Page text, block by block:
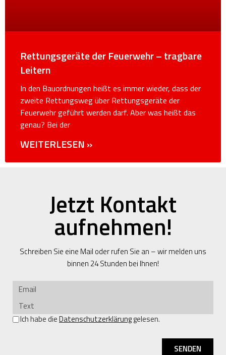
Rettungsgeräte der Feuerwehr – tragbare
Leitern
In den Bauordnungen heißt es immer wieder, dass der
zweite Rettungsweg über Rettungsgeräte der
Feuerwehr geführt werden darf. Aber was heißt das
genau? Bei der
WEITERLESEN »
Jetzt Kontakt
aufnehmen!
Schreiben Sie eine Mail oder rufen Sie an – wir melden uns
binnen 24 Stunden bei Ihnen!
Ich habe dieDatenschutzerklärunggelesen.
SENDEN